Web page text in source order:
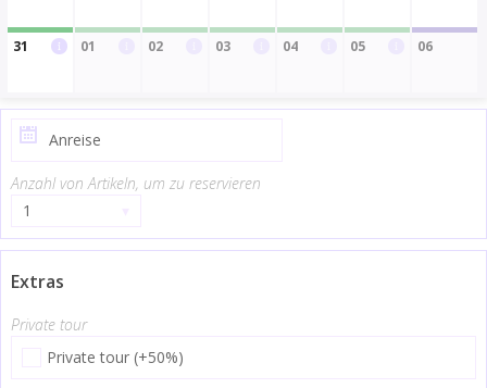
31 01 02 03 04 05 06
Anzahl von Artikeln, um zu reservieren
1
Extras
Private tour
Private tour (+50%)